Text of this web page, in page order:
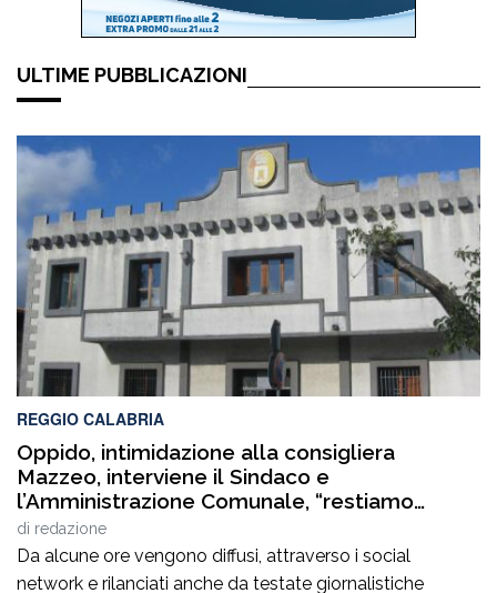
ULTIME PUBBLICAZIONI
REGGIO CALABRIA
Oppido, intimidazione alla consigliera
Mazzeo, interviene il Sindaco e
l’Amministrazione Comunale, “restiamo
fiduciosi in attesa degli esiti investigativi”
di redazione
Da alcune ore vengono diffusi, attraverso i social
network e rilanciati anche da testate giornalistiche